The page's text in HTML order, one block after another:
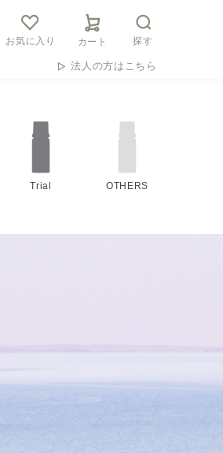
お気に入り カート 探す
法人の方はこちら
Trial OTHERS